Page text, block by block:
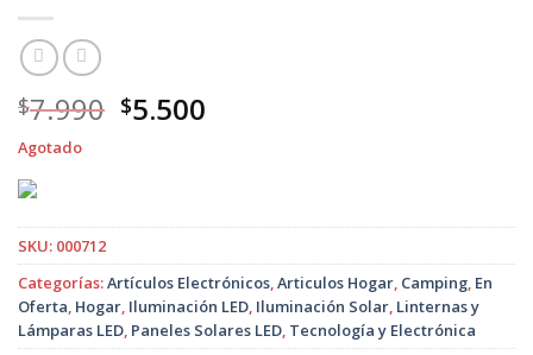
$7.990 El
$7.990.
$5.500
$5.500.
Agotado
SKU: 000712
Categorías:Artículos Electrónicos,Articulos Hogar, Camping, En
Oferta, Hogar, Iluminación LED, Iluminación Solar, Linternas y
Lámparas LED, Paneles Solares LED, Tecnología y Electrónica